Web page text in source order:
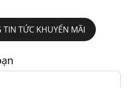
TIN TỨC KHUYẾN MÃI